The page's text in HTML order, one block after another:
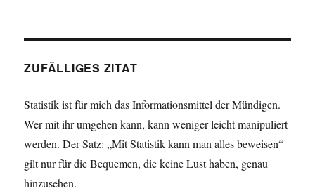
ZUFÄLLIGES ZITAT
Statistik ist für mich das Informationsmittel der Mündigen.
Wer mit ihr umgehen kann, kann weniger leicht manipuliert
werden. Der Satz: „Mit Statistik kann man alles beweisen“
gilt nur für die Bequemen, die keine Lust haben, genau
hinzusehen.